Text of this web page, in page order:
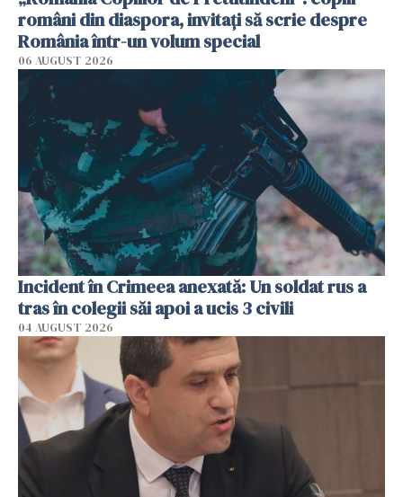
români din diaspora, invitați să scrie despre
România într-un volum special
06 AUGUST 2026
Incident în Crimeea anexată: Un soldat rus a
tras în colegii săi apoi a ucis 3 civili
04 AUGUST 2026